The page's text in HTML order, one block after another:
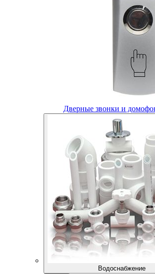
Дверные звонки и
Водоснабжение